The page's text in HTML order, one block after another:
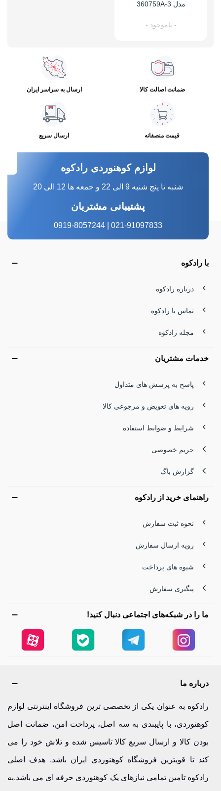
مدل 360759A-3
- ناموجود -
ضمانت اصالت کالا ارسال به سراسر ایران
قیمت منصفانه ارسال سریع
لوازم کوهنوردی رادکوه
شنبه تا پنج شنبه 9 الی 22 و جمعه ها 12 الی 20
پشتیبانی مشتریان
021-91097833 | 0919-8057244
با رادکوه
درباره رادکوه
تماس با رادکوه
مجله رادکوه
خدمات مشتریان
پاسخ به پرسش های متداول
رویه های تعویض و مرجوعی کالا
شرایط و ضوابط استفاده
حریم خصوصی
گزارش باگ
راهنمای خرید از رادکوه
نحوه ثبت سفارش
رویه ارسال سفارش
شیوه های پرداخت
پیگیری سفارش
ما را در شبکه‌های اجتماعی دنبال کنید!
درباره ما
رادکوه به عنوان یکی از تخصصی ترین فروشگاه اینترنتی لوازم
کوهنوردی، با پایبندی به سه اصل، پرداخت امن، ضمانت اصل
بودن کالا و ارسال سریع کالا تاسیس شده و تلاش خود را می
کند تا قویترین فروشگاه کوهنوردی ایران باشد. هدف اصلی
رادکوه تامین تمامی نیازهای یک کوهنوردی حرفه ای می باشد.به